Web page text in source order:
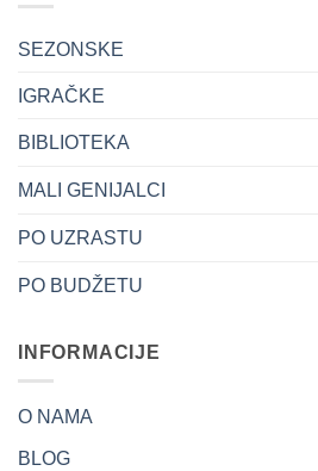
SEZONSKE
IGRAČKE
BIBLIOTEKA
MALI GENIJALCI
PO UZRASTU
PO BUDŽETU
INFORMACIJE
O NAMA
BLOG